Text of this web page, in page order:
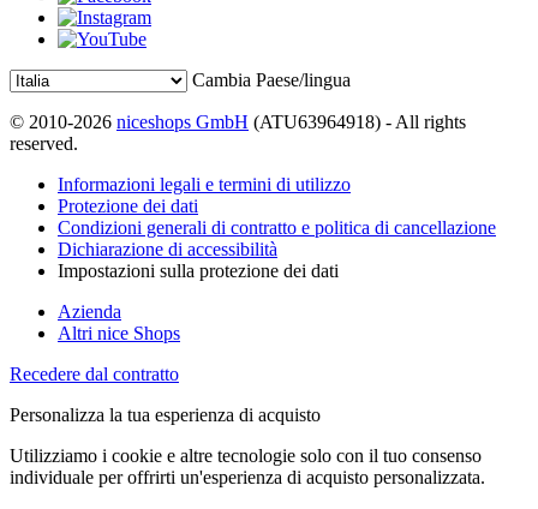
Cambia Paese/lingua
© 2010-2026 niceshops GmbH (ATU63964918) - All rights
reserved.
Informazioni legali e termini di utilizzo
Protezione dei dati
Condizioni generali di contratto e politica di cancellazione
Dichiarazione di accessibilità
Impostazioni sulla protezione dei dati
Azienda
Altri nice Shops
Recedere dal contratto
Personalizza la tua esperienza di acquisto
Utilizziamo i cookie e altre tecnologie solo con il tuo consenso
individuale per offrirti un'esperienza di acquisto personalizzata.